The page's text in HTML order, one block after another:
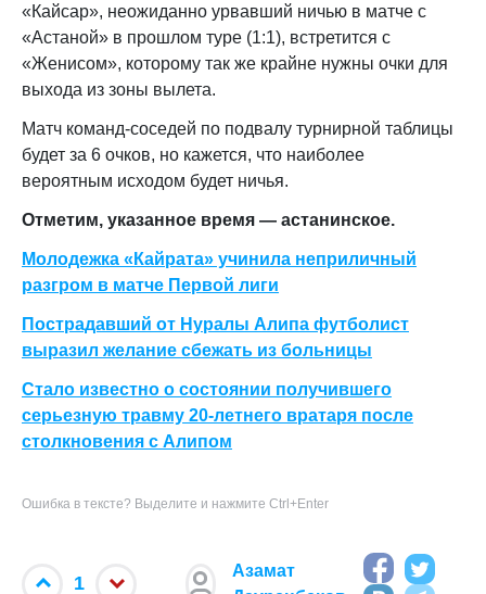
«Кайсар», неожиданно урвавший ничью в матче с
«Астаной» в прошлом туре (1:1), встретится с
«Женисом», которому так же крайне нужны очки для
выхода из зоны вылета.
Матч команд-соседей по подвалу турнирной таблицы
будет за 6 очков, но кажется, что наиболее
вероятным исходом будет ничья.
Отметим, указанное время — астанинское.
Молодежка «Кайрата» учинила неприличный
разгром в матче Первой лиги
Пострадавший от Нуралы Алипа футболист
выразил желание сбежать из больницы
Стало известно о состоянии получившего
серьезную травму 20-летнего вратаря после
столкновения с Алипом
Ошибка в тексте? Выделите и нажмите Ctrl+Enter
1
Азамат